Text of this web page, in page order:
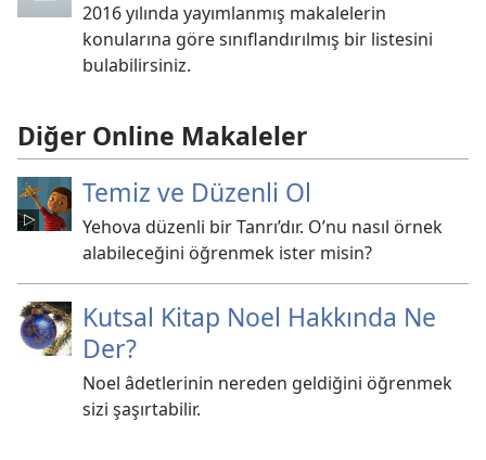
2016 yılında yayımlanmış makalelerin
konularına göre sınıflandırılmış bir listesini
bulabilirsiniz.
Diğer Online Makaleler
Temiz ve Düzenli Ol
Yehova düzenli bir Tanrı’dır. O’nu nasıl örnek
alabileceğini öğrenmek ister misin?
Kutsal Kitap Noel Hakkında Ne
Der?
Noel âdetlerinin nereden geldiğini öğrenmek
sizi şaşırtabilir.